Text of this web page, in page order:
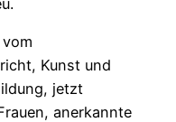
Kunst und
jetzt
anerkannte